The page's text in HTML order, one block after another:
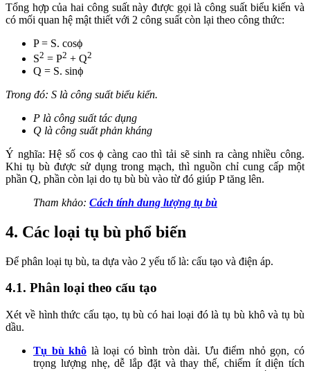
Tổng hợp của hai công suất này được gọi là công suất biểu kiến và
có mối quan hệ mật thiết với 2 công suất còn lại theo công thức:
P = S. cosϕ
S2 = P2 + Q2
Q = S. sinϕ
Trong đó: S là công suất biểu kiến.
P là công suất tác dụng
Q là công suất phản kháng
Ý nghĩa: Hệ số cos ϕ càng cao thì tải sẽ sinh ra càng nhiều công.
Khi tụ bù được sử dụng trong mạch, thì nguồn chỉ cung cấp một
phần Q, phần còn lại do tụ bù bù vào từ đó giúp P tăng lên.
Tham khảo: Cách tính dung lượng tụ bù
4. Các loại tụ bù phổ biến
Để phân loại tụ bù, ta dựa vào 2 yếu tố là: cấu tạo và điện áp.
4.1. Phân loại theo cấu tạo
Xét về hình thức cấu tạo, tụ bù có hai loại đó là tụ bù khô và tụ bù
dầu.
Tụ bù khô là loại có bình tròn dài. Ưu điểm nhỏ gọn, có
trọng lượng nhẹ, dễ lắp đặt và thay thế, chiếm ít diện tích